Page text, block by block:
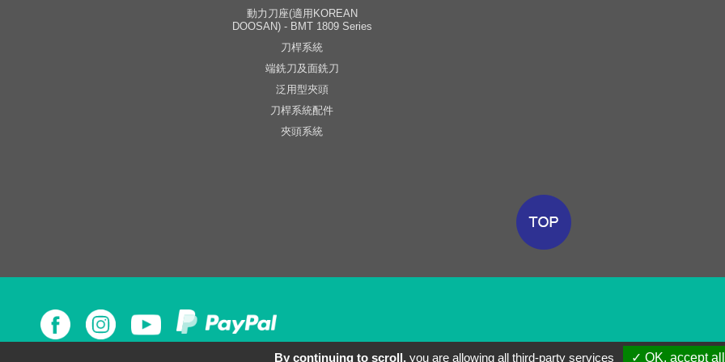
動力刀座(適用KOREAN
DOOSAN) - BMT 1809 Series
刀桿系統
端銑刀及面銑刀
泛用型夾頭
刀桿系統配件
夾頭系統
By continuing to scroll,you are allowing all third-party services ✓ OK, accept all